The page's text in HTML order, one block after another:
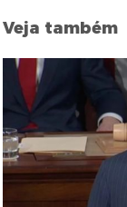
Veja também